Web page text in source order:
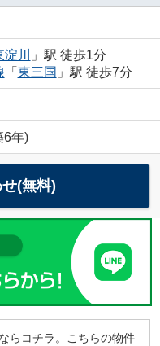
淀川
」駅 徒歩1分
「 東三国 」駅 徒歩7分
6年)
(無料)
らコチラ。こちらの物件